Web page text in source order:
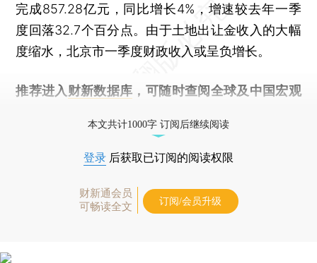
完成857.28亿元，同比增长4%，增速较去年一季
度回落32.7个百分点。由于土地出让金收入的大幅
度缩水，北京市一季度财政收入或呈负增长。
推荐进入 财新数据库 ，可随时查阅全球及中国宏观
本文共计1000字 订阅后继续阅读
登录 后获取已订阅的阅读权限
财新通会员
可畅读全文
订阅/会员升级